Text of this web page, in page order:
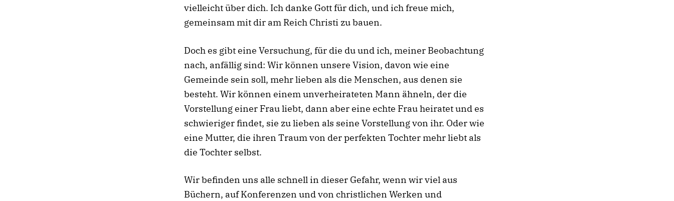
vielleicht über dich. Ich danke Gott für dich, und ich freue mich,
gemeinsam mit dir am Reich Christi zu bauen.
Doch es gibt eine Versuchung, für die du und ich, meiner Beobachtung
nach, anfällig sind: Wir können unsere Vision, davon wie eine
Gemeinde sein soll, mehr lieben als die Menschen, aus denen sie
besteht. Wir können einem unverheirateten Mann ähneln, der die
Vorstellung einer Frau liebt, dann aber eine echte Frau heiratet und es
schwieriger findet, sie zu lieben als seine Vorstellung von ihr. Oder wie
eine Mutter, die ihren Traum von der perfekten Tochter mehr liebt als
die Tochter selbst.
Wir befinden uns alle schnell in dieser Gefahr, wenn wir viel aus
Büchern, auf Konferenzen und von christlichen Werken und